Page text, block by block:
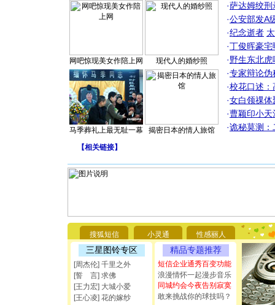
网吧惊现美女作陪上网 现代人的婚纱照
马季葬礼上最无耻一幕 揭密日本的情人旅馆
·萨达姆绞刑
·公安部发A
·纪念逝者
·丁俊晖豪
·野生东北
·专家辩论伪
·校花口述：
·女白领祼体
·曹颖印小天
·诡秘莫测：
【相关链接】
搜狐短信 小灵通 性感丽人
三星图铃专区
[周杰伦] 千里之外
[誓 言] 求佛
[王力宏] 大城小爱
[王心凌] 花的嫁纱
精品专题推荐
短信企业通秀百变功能
浪漫情怀一起漫步音乐
同城约会今夜告别寂寞
敢来挑战你的球技吗？
你太多，
要平安！
[圣诞节]
能正大
都要快乐
[圣诞节]
如意,快
[元旦]看
断电。爱